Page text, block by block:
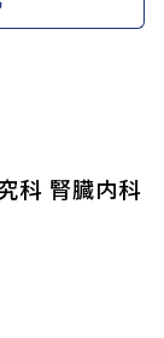
科 腎臓内科